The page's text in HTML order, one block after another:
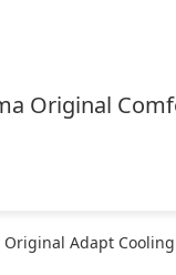
Original